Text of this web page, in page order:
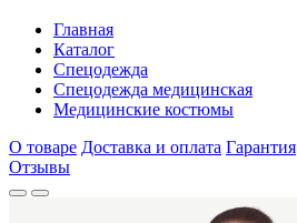
Главная
Каталог
Спецодежда
Спецодежда медицинская
Медицинские костюмы
О товаре Доставка и оплата Гарантия
Отзывы